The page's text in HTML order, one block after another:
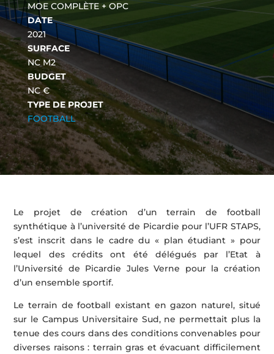
MOE COMPLÈTE + OPC
DATE
2021
SURFACE
NC M2
BUDGET
NC €
TYPE DE PROJET
FOOTBALL
Le projet de création d’un terrain de football
synthétique à l’université de Picardie pour l’UFR STAPS,
s’est inscrit dans le cadre du « plan étudiant » pour
lequel des crédits ont été délégués par l’Etat à
l’Université de Picardie Jules Verne pour la création
d’un ensemble sportif.
Le terrain de football existant en gazon naturel, situé
sur le Campus Universitaire Sud, ne permettait plus la
tenue des cours dans des conditions convenables pour
diverses raisons : terrain gras et évacuant difficilement